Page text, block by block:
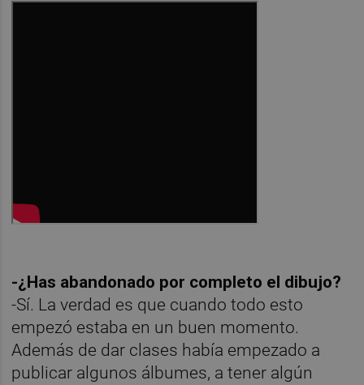
-¿Has abandonado por completo el dibujo?
-Sí. La verdad es que cuando todo esto
empezó estaba en un buen momento.
Además de dar clases había empezado a
publicar algunos álbumes, a tener algún